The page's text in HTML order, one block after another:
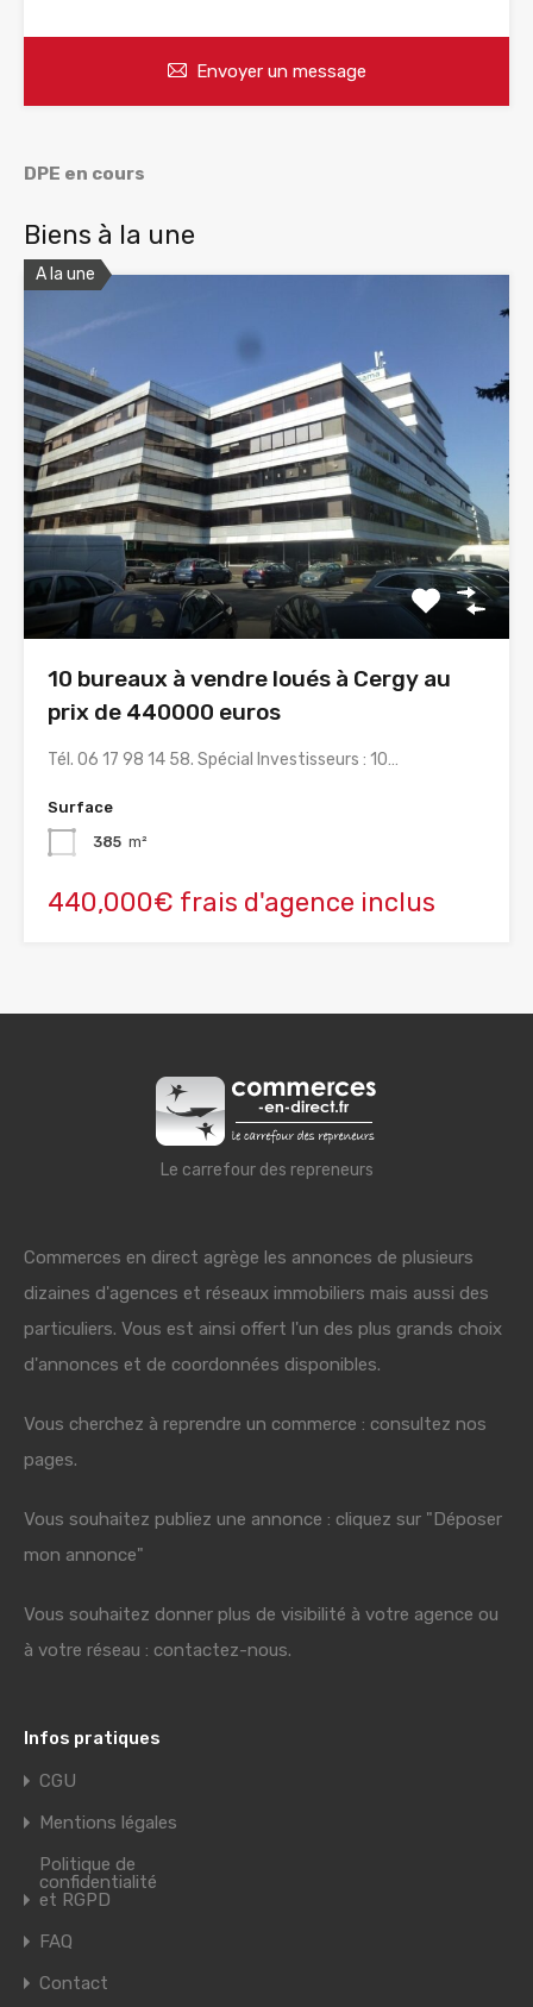
Envoyer un message
DPE en cours
Biens à la une
A la une
10 bureaux à vendre loués à Cergy au
prix de 440000 euros
Tél. 06 17 98 14 58. Spécial Investisseurs : 10…
Surface
385 m²
440,000€ frais d'agence inclus
Le carrefour des repreneurs
Commerces en direct agrège les annonces de plusieurs
dizaines d'agences et réseaux immobiliers mais aussi des
particuliers. Vous est ainsi offert l'un des plus grands choix
d'annonces et de coordonnées disponibles.
Vous cherchez à reprendre un commerce : consultez nos
pages.
Vous souhaitez publiez une annonce : cliquez sur "Déposer
mon annonce"
Vous souhaitez donner plus de visibilité à votre agence ou
à votre réseau : contactez-nous.
Infos pratiques
CGU
Mentions légales
Politique de
confidentialité
et RGPD
FAQ
Contact